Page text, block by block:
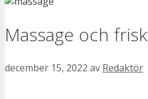
Massage och
december 15, 2022 av Redaktör